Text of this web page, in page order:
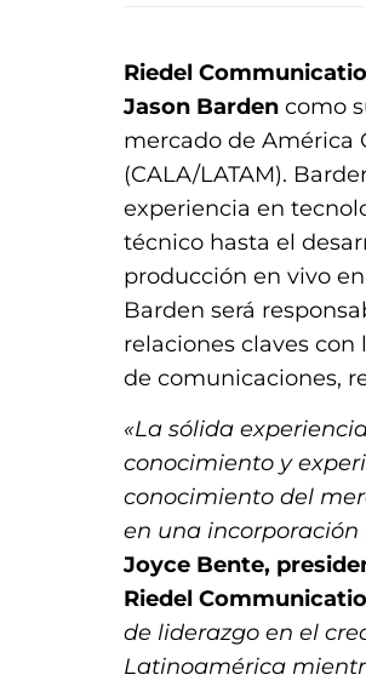
Riedel
Jason Barden como
mercado de América
(CALA/LATAM).
experiencia en
técnico hasta el
producción en vivo
Barden será
relaciones claves
de comunicaciones,
«La sólida
conocimiento y
conocimiento del
en una
Joyce Bente,
Riedel
de liderazgo en el
Latinoamérica